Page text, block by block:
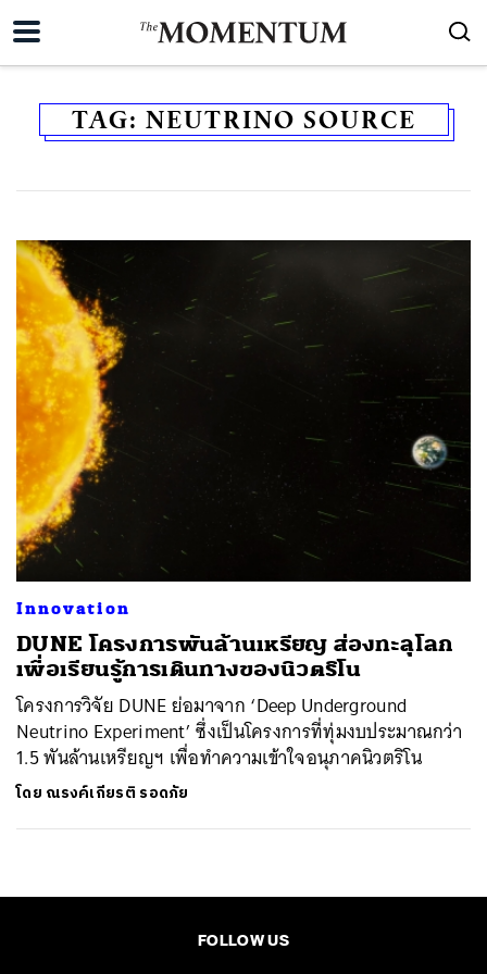
TAG: NEUTRINO SOURCE
Innovation
DUNE โครงการพันล้านเหรียญ ส่องทะลุโลก
เพื่อเรียนรู้การเดินทางของนิวตริโน
โครงการวิจัย DUNE ย่อมาจาก ‘Deep Underground
Neutrino Experiment’ ซึ่งเป็นโครงการที่ทุ่มงบประมาณกว่า
1.5 พันล้านเหรียญฯ เพื่อทำความเข้าใจอนุภาคนิวตริโน
โดย ณรงค์เกียรติ รอดภัย
FOLLOW US
ค้นหา
SHARE TWEET